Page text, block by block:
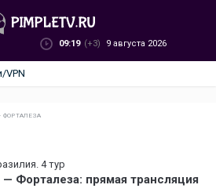
09:19 (+3) 9 августа 2026
VPN
4 тур
Форталеза: прямая трансляция